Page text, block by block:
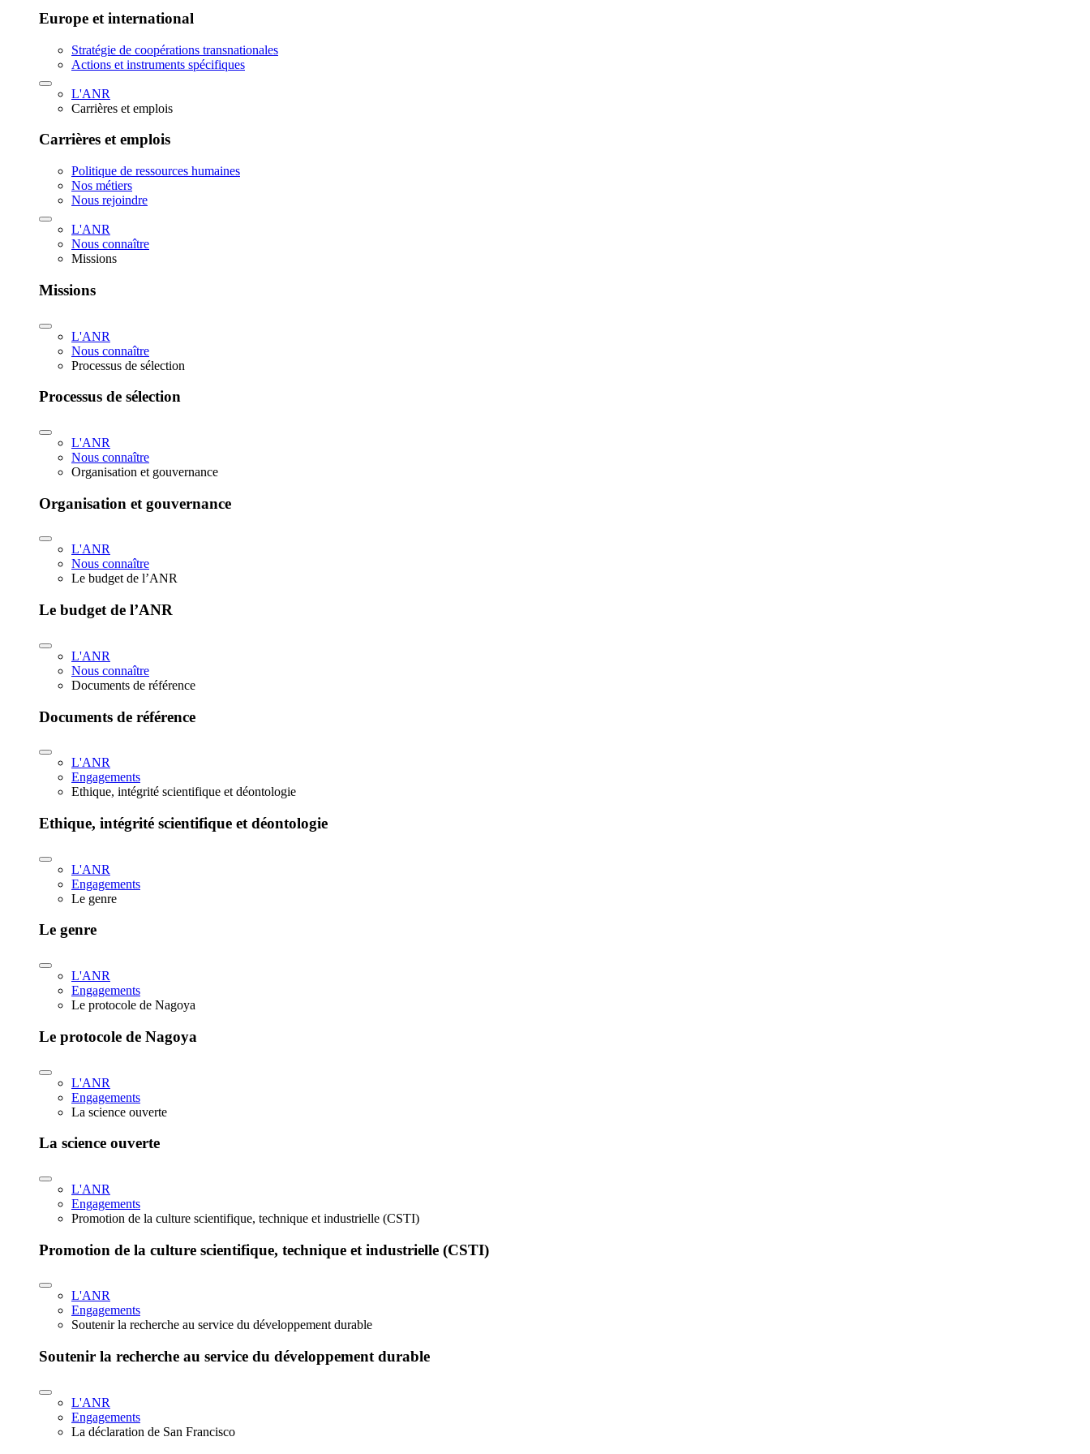
Europe et international
Stratégie de coopérations transnationales
Actions et instruments spécifiques
L'ANR
Carrières et emplois
Carrières et emplois
Politique de ressources humaines
Nos métiers
Nous rejoindre
L'ANR
Nous connaître
Missions
Missions
L'ANR
Nous connaître
Processus de sélection
Processus de sélection
L'ANR
Nous connaître
Organisation et gouvernance
Organisation et gouvernance
L'ANR
Nous connaître
Le budget de l’ANR
Le budget de l’ANR
L'ANR
Nous connaître
Documents de référence
Documents de référence
L'ANR
Engagements
Ethique, intégrité scientifique et déontologie
Ethique, intégrité scientifique et déontologie
L'ANR
Engagements
Le genre
Le genre
L'ANR
Engagements
Le protocole de Nagoya
Le protocole de Nagoya
L'ANR
Engagements
La science ouverte
La science ouverte
L'ANR
Engagements
Promotion de la culture scientifique, technique et industrielle (CSTI)
Promotion de la culture scientifique, technique et industrielle (CSTI)
L'ANR
Engagements
Soutenir la recherche au service du développement durable
Soutenir la recherche au service du développement durable
L'ANR
Engagements
La déclaration de San Francisco